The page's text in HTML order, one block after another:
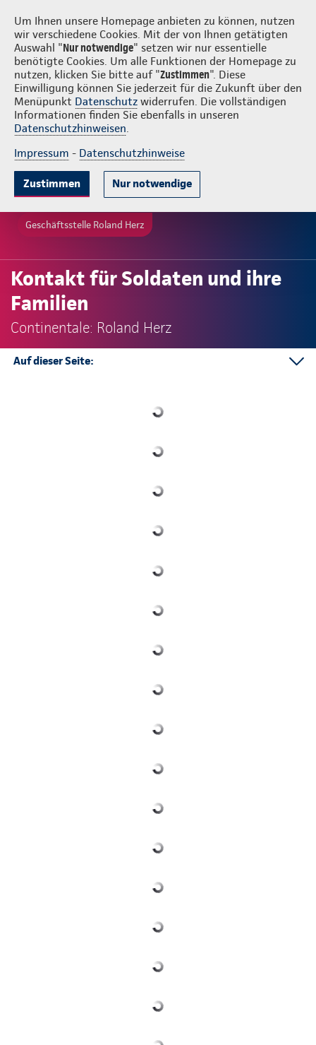
Um Ihnen unsere Homepage anbieten zu können, nutzen
wir verschiedene Cookies. Mit der von Ihnen getätigten
Auswahl "Nur notwendige" setzen wir nur essentielle
benötigte Cookies. Um alle Funktionen der Homepage zu
nutzen, klicken Sie bitte auf "Zustimmen". Diese
Einwilligung können Sie jederzeit für die Zukunft über den
Menüpunkt Datenschutz widerrufen. Die vollständigen
Informationen finden Sie ebenfalls in unseren
Datenschutzhinweisen.
Impressum - Datenschutzhinweise
Zustimmen Nur notwendige
Roland Herz Login
Geschäftsstelle Roland Herz
Kontakt für Soldaten und ihre
Familien
Continentale: Roland Herz
Auf dieser Seite: